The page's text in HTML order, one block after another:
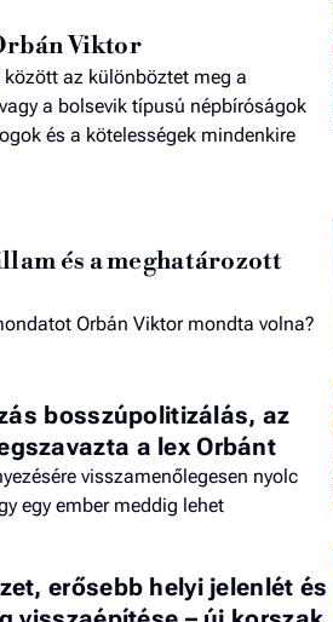
Viktor
az különböztet meg a
a bolsevik típusú népbíróságok
és a kötelességek mindenkire
és a meghatározott
Orbán Viktor mondta volna?
bosszúpolitizálás, az
a lex Orbánt
visszamenőlegesen nyolc
egy ember meddig lehet
erősebb helyi jelenlét és